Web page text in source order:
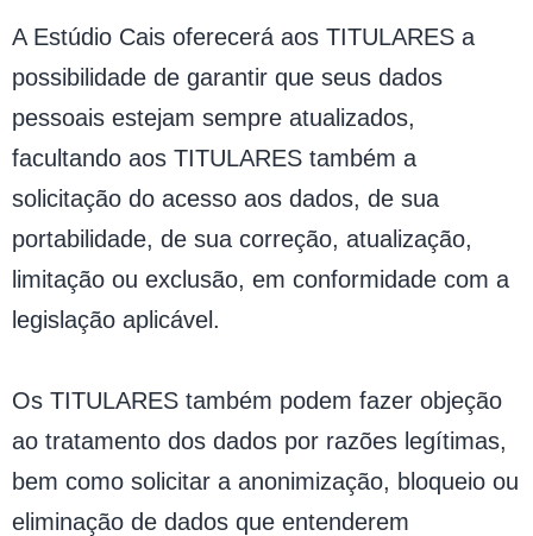
A Estúdio Cais oferecerá aos TITULARES a
possibilidade de garantir que seus dados
pessoais estejam sempre atualizados,
facultando aos TITULARES também a
solicitação do acesso aos dados, de sua
portabilidade, de sua correção, atualização,
limitação ou exclusão, em conformidade com a
legislação aplicável.
Os TITULARES também podem fazer objeção
ao tratamento dos dados por razões legítimas,
bem como solicitar a anonimização, bloqueio ou
eliminação de dados que entenderem